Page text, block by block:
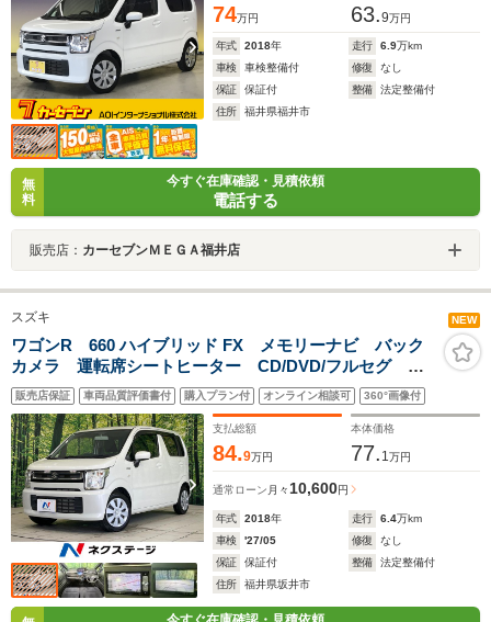
74万円 63.9万円
年式 2018年 走行 6.9万km
車検
車検整備付 修復
なし
保証
保証付 整備
法定整備付
住所
福井県福井市
無
料
今すぐ在庫確認・見積依頼
電話する
販売店： カーセブンＭＥＧＡ福井店
スズキ NEW
ワゴンR 660 ハイブリッド FX メモリーナビ バック
カメラ 運転席シートヒーター CD/DVD/フルセグ
Bluetooth オートエアコン キーレス 横滑り防止装
置 アイドリングストップ 全席パワーウィンドウ
販売店保証 車両品質評価書付 購入プラン付 オンライン相談可 360°画像付
支払総額
84.9万円
本体価格
77. 1万円
通常ローン 月々 10,600円
年式 2018年 走行 6.4万km
車検
'27/05 修復
なし
保証
保証付 整備
法定整備付
住所
福井県坂井市